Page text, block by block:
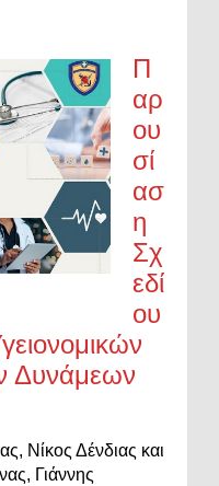
Π
αρ
ου
σί
ασ
η
Σχ
εδί
ου
Δυνάμεων
Νίκος Δένδιας και
Γιάννης